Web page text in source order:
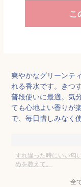
こ
爽やかなグリーンテ
れる香水です。きつ
普段使いに最適。気
ても心地よい香りが
で、毎日惜しみなく
すれ違った時にいい匂
めを教えて。
全